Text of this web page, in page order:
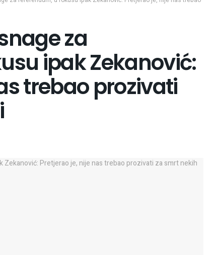
za
ipak Zekanović:
trebao prozivati